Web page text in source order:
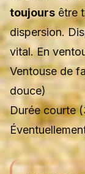
toujours être
dispersion.
vital. En
Ventouse de
douce)
Durée courte